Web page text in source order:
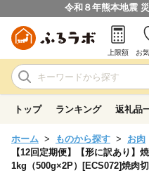
令和８年熊本地震
上限額 お
トップ ランキング 返礼品
ホーム ものから探す お肉
【12回定期便】【形に訳あり】
1kg（500g×2P）[ECS072]焼肉